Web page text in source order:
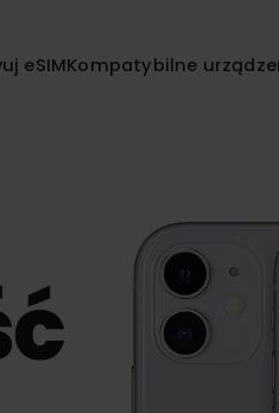
eSIMKompatybilne